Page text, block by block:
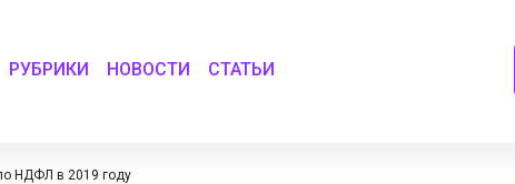
РУБРИКИ НОВОСТИ СТАТЬИ
НДФЛ в 2019 году